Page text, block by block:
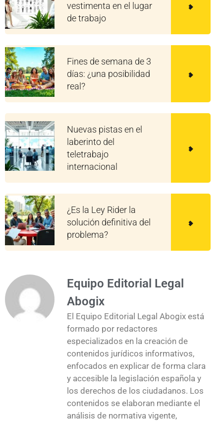
vestimenta en el lugar
de trabajo
Fines de semana de 3
días: ¿una posibilidad
real?
Nuevas pistas en el
laberinto del
teletrabajo
internacional
¿Es la Ley Rider la
solución definitiva del
problema?
Equipo Editorial Legal
Abogix
El Equipo Editorial Legal Abogix está
formado por redactores
especializados en la creación de
contenidos jurídicos informativos,
enfocados en explicar de forma clara
y accesible la legislación española y
los derechos de los ciudadanos. Los
contenidos se elaboran mediante el
análisis de normativa vigente,